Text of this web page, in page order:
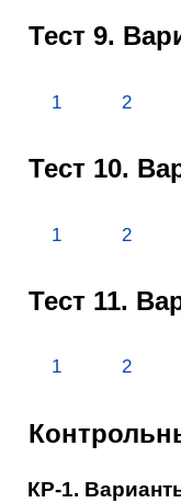
Тест 9.
1 2
Тест 10.
1 2
Тест 11.
1 2
КР-1.